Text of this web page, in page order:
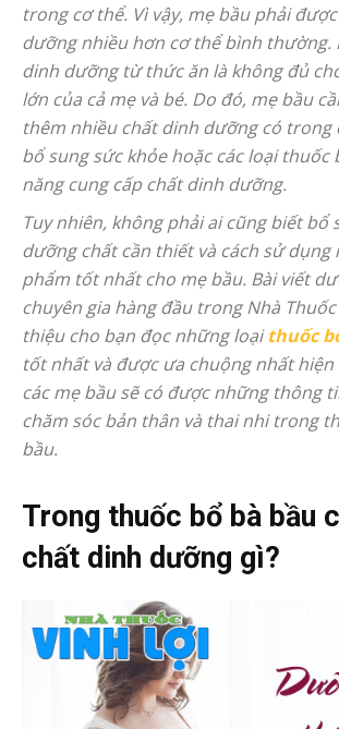
trong cơ thể. Vì vậy, mẹ bầu phải
dưỡng nhiều hơn cơ thể bình thường.
dinh dưỡng từ thức ăn là không đủ
lớn của cả mẹ và bé. Do đó, mẹ bầu
thêm nhiều chất dinh dưỡng có trong
bổ sung sức khỏe hoặc các loại thuốc
năng cung cấp chất dinh dưỡng.
Tuy nhiên, không phải ai cũng biết bổ
dưỡng chất cần thiết và cách sử
phẩm tốt nhất cho mẹ bầu. Bài viết
chuyên gia hàng đầu trong Nhà
thiệu cho bạn đọc những loạithuốc
tốt nhất và được ưa chuộng nhất hiện
các mẹ bầu sẽ có được những thông
chăm sóc bản thân và thai nhi trong
bầu.
Trong thuốc bổ bà bầu
chất dinh dưỡng gì?